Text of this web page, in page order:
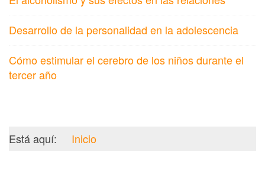
Desarrollo de la personalidad en la adolescencia
Cómo estimular el cerebro de los niños durante el
tercer año
Está aquí: Inicio